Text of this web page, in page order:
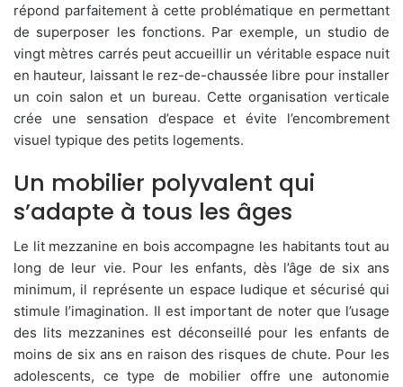
répond parfaitement à cette problématique en permettant
de superposer les fonctions. Par exemple, un studio de
vingt mètres carrés peut accueillir un véritable espace nuit
en hauteur, laissant le rez-de-chaussée libre pour installer
un coin salon et un bureau. Cette organisation verticale
crée une sensation d’espace et évite l’encombrement
visuel typique des petits logements.
Un mobilier polyvalent qui
s’adapte à tous les âges
Le lit mezzanine en bois accompagne les habitants tout au
long de leur vie. Pour les enfants, dès l’âge de six ans
minimum, il représente un espace ludique et sécurisé qui
stimule l’imagination. Il est important de noter que l’usage
des lits mezzanines est déconseillé pour les enfants de
moins de six ans en raison des risques de chute. Pour les
adolescents, ce type de mobilier offre une autonomie